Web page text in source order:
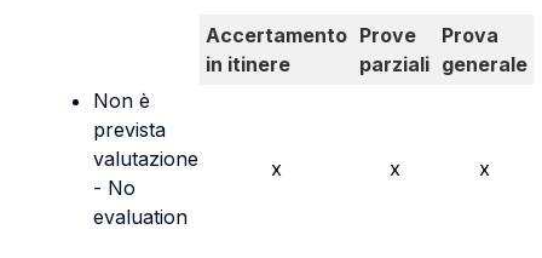
Accertamento
in itinere
Prove
parziali
Prova
generale
Non è
prevista
valutazione
- No
evaluation
x x x